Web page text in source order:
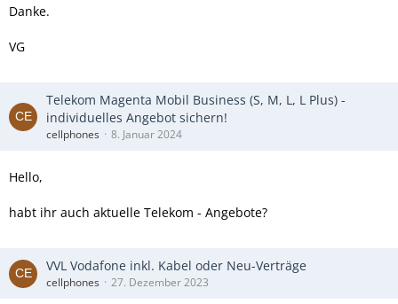
Danke.
VG
Telekom Magenta Mobil Business (S, M, L, L Plus) -
individuelles Angebot sichern!
cellphones 8. Januar 2024
Hello,
habt ihr auch aktuelle Telekom - Angebote?
VVL Vodafone inkl. Kabel oder Neu-Verträge
cellphones 27. Dezember 2023